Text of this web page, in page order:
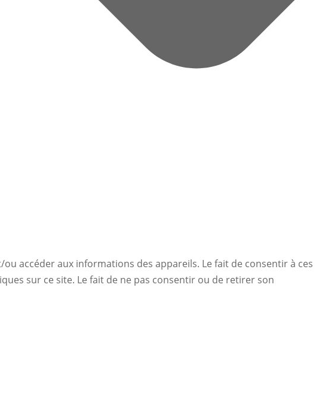
accéder aux informations des appareils. Le fait de consentir à ces
sur ce site. Le fait de ne pas consentir ou de retirer son